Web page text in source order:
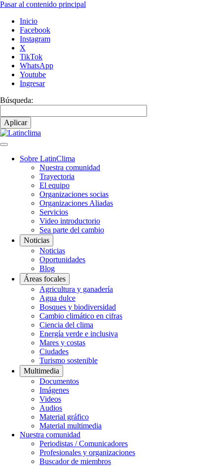
Pasar al contenido principal
Inicio
Facebook
Instagram
X
TikTok
WhatsApp
Youtube
Ingresar
Búsqueda:
Navegación
Sobre LatinClima
Nuestra comunidad
Trayectoria
El equipo
Organizaciones socias
Organizaciones Aliadas
Servicios
Video introductorio
Sea parte del cambio
Noticias
Noticias
Oportunidades
Blog
Áreas focales
Agricultura y ganadería
Agua dulce
Bosques y biodiversidad
Cambio climático en cifras
Ciencia del clima
Energía verde e inclusiva
Mares y costas
Ciudades
Turismo sostenible
Multimedia
Documentos
Imágenes
Videos
Audios
Material gráfico
Material multimedia
Nuestra comunidad
Periodistas / Comunicadores
Profesionales y organizaciones
Buscador de miembros